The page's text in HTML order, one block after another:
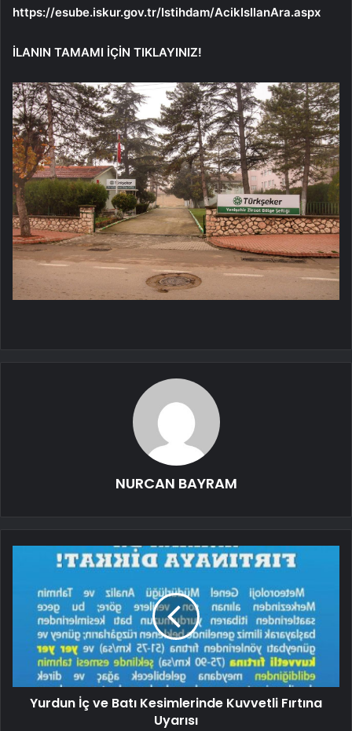
https://esube.iskur.gov.tr/Istihdam/AcikIsIlanAra.aspx
İLANIN TAMAMI İÇİN TIKLAYINIZ!
NURCAN BAYRAM
Yurdun İç ve Batı Kesimlerinde Kuvvetli Fırtına
Uyarısı